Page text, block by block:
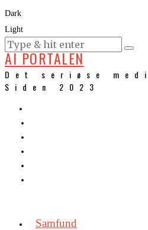
Dark
Light
KURSER
AI PORTALEN
Det seriøse
Siden 2023
Samfund